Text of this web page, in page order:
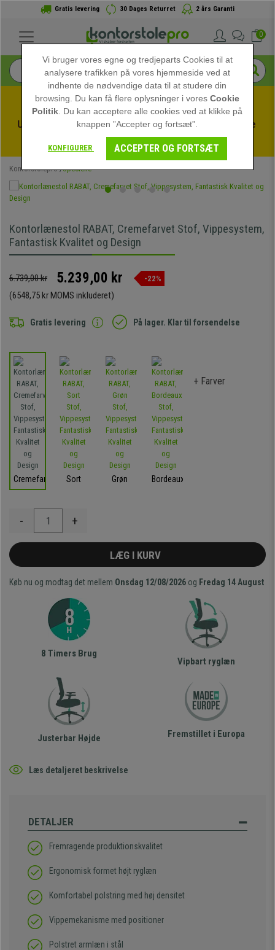
Gratis levering 30 Dages Returret 2 års Garanti
0
Udnyt sommerudsalget hos kontorstolepro! Eksklusive
rabatter i en begrænset periode - Se tilbuddet
Kontorstolepro Specielle
Kontorlænestol RABAT, Cremefarvet Stof, Vippesystem,
Fantastisk Kvalitet og Design
6.739,00 kr 5.239,00 kr -22%
(6548,75 kr MOMS inkluderet)
Gratis levering På lager. Klar til forsendelse
Cremefarvet Sort Grøn Bordeaux
+ Farver
- +
LÆG I KURV
Køb nu og modtag det mellem Onsdag 12/08/2026 og Fredag 14 August
8 Timers Brug
Vipbart ryglæn
Justerbar Højde Fremstillet i Europa
Læs detaljeret beskrivelse
DETALJER
Fremragende produktionskvalitet
Ergonomisk formet højt ryglæn
Komfortabel polstring med høj densitet
Vippemekanisme med positioner
Polstret armlæn i stål
Vi bruger vores egne og tredjeparts Cookies til at
analysere trafikken på vores hjemmeside ved at
indhente de nødvendige data til at studere din
browsing. Du kan få flere oplysninger i voresCookie
Politik . Du kan acceptere alle cookies ved at klikke på
knappen ”Accepter og fortsæt”.
KONFIGURER ACCEPTER OG FORTSÆT